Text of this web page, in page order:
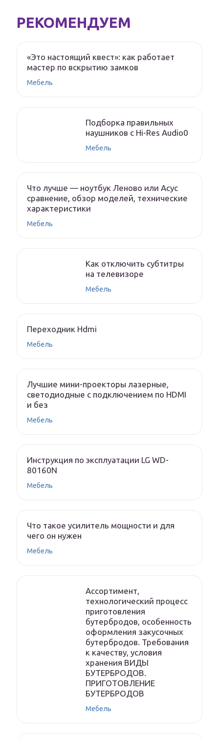
РЕКОМЕНДУЕМ
«Это настоящий квест»: как работает
мастер по вскрытию замков
Мебель
Подборка правильных
наушников с Hi-Res Audio0
Мебель
Что лучше — ноутбук Леново или Асус
сравнение, обзор моделей, технические
характеристики
Мебель
Как отключить субтитры
на телевизоре
Мебель
Переходник Hdmi
Мебель
Лучшие мини-проекторы лазерные,
светодиодные с подключением по HDMI
и без
Мебель
Инструкция по эксплуатации LG WD-
80160N
Мебель
Что такое усилитель мощности и для
чего он нужен
Мебель
Ассортимент,
технологический процесс
приготовления
бутербродов, особенность
оформления закусочных
бутербродов. Требования
к качеству, условия
хранения ВИДЫ
БУТЕРБРОДОВ.
ПРИГОТОВЛЕНИЕ
БУТЕРБРОДОВ
Мебель